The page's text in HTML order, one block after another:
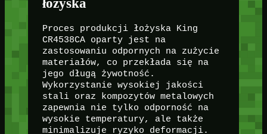
Proces produkcji łożyska King
CR4538CA oparty jest na
zastosowaniu odpornych na zużycie
materiałów, co przekłada się na
jego długą żywotność.
Wykorzystanie wysokiej jakości
stali oraz kompozytów metalowych
zapewnia nie tylko odporność na
wysokie temperatury, ale także
minimalizuje ryzyko deformacji.